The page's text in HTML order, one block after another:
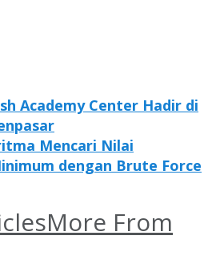
Academy Center Hadir di
Mencari Nilai
dengan Brute Force
More From